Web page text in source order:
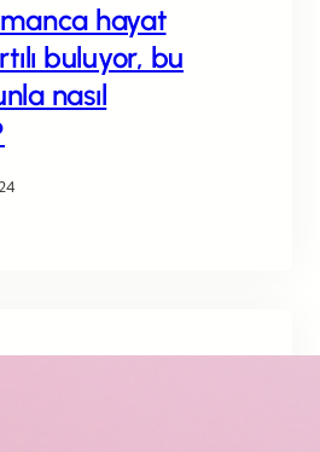
hayat
buluyor, bu
nasıl